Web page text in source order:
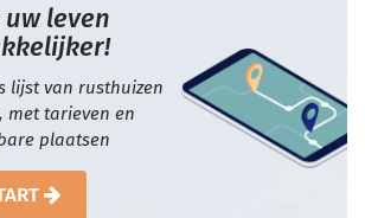
leven
lijst van rusthuizen
met tarieven en
plaatsen